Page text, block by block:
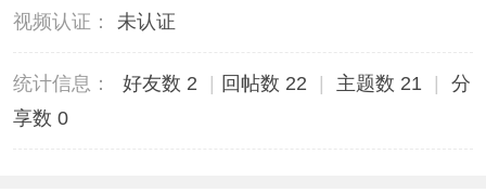
视频认证：
未认证
统计信息： 好友数 2 回帖数 22 主题数 21
分
享数 0